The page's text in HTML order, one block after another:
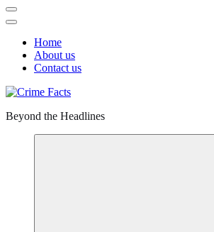
Home
About us
Contact us
Beyond the Headlines